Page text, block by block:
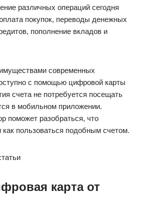
различных операций сегодня
покупок, переводы денежных
пополнение вкладов и
современных
с помощью цифровой карты
счета не потребуется посещать
в мобильном приложении.
поможет разобраться, что
как пользоваться подобным счетом.
карта от